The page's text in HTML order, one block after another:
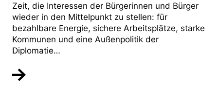
Zeit, die Interessen der Bürgerinnen und Bürger
wieder in den Mittelpunkt zu stellen: für
bezahlbare Energie, sichere Arbeitsplätze, starke
Kommunen und eine Außenpolitik der
Diplomatie…